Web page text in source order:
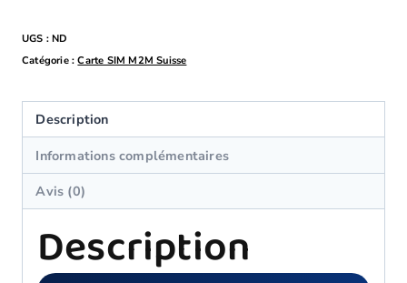
UGS :ND
Catégorie :Carte SIM M2M Suisse
Description
Informations complémentaires
Avis (0)
Description